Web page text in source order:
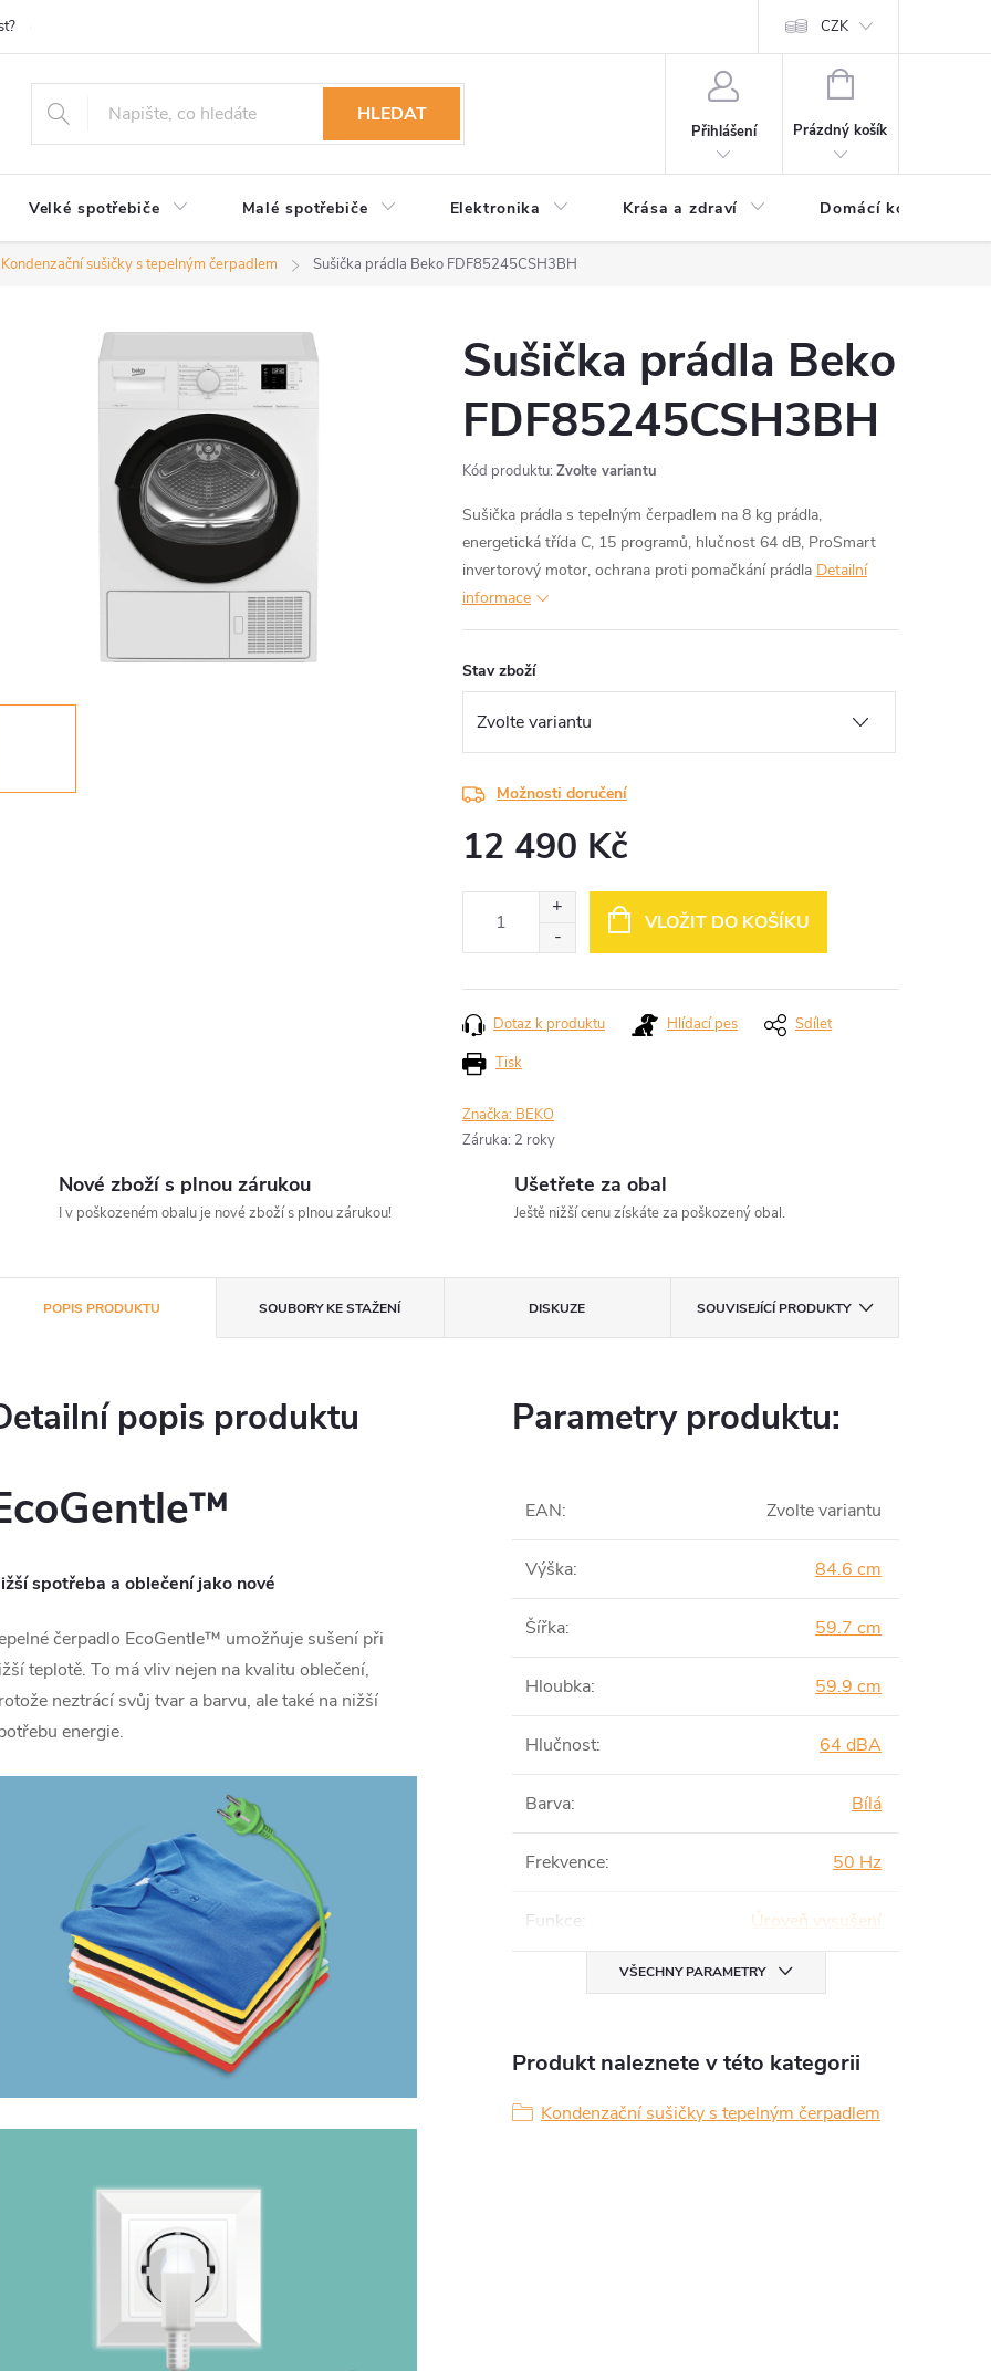
Prohlášení o ochraně osobních údajů
CZK
HLEDAT
Přihlášení
NÁKUPNÍ
Prázdný košík
Velké spotřebiče Malé spotřebiče Elektronika Krása a zdraví Domácí komfort
Kondenzační sušičky s tepelným čerpadlem Sušička prádla Beko FDF85245CSH3BH
Sušička prádla Beko
FDF85245CSH3BH
Kód produktu: Zvolte variantu
Sušička prádla s tepelným čerpadlem na 8 kg prádla,
energetická třída C, 15 programů, hlučnost 64 dB, ProSmart
invertorový motor, ochrana proti pomačkání prádla Detailní
informace
Stav zboží
Možnosti doručení
12 490 Kč
VLOŽIT DO KOŠÍKU
Tisk
Dotaz k produktu Hlídací pes Sdílet
Značka: BEKO
Záruka: 2 roky
Nové zboží s plnou zárukou
I v poškozeném obalu je nové zboží s plnou zárukou!
Ušetřete za obal
Ještě nižší cenu získáte za poškozený obal.
POPIS PRODUKTU SOUBORY KE STAŽENÍ DISKUZE SOUVISEJÍCÍ PRODUKTY
popis produktu
spotřeba a oblečení jako nové
čerpadlo EcoGentle™ umožňuje sušení při
teplotě. To má vliv nejen na kvalitu oblečení,
neztrácí svůj tvar a barvu, ale také na nižší
energie.
Parametry produktu:
EAN: Zvolte variantu
Výška: 84.6 cm
Šířka: 59.7 cm
Hloubka: 59.9 cm
Hlučnost: 64 dBA
Barva: Bílá
Frekvence: 50 Hz
Funkce: Úroveň vysušení
VŠECHNY PARAMETRY
Produkt naleznete v této kategorii
Kondenzační sušičky s tepelným čerpadlem